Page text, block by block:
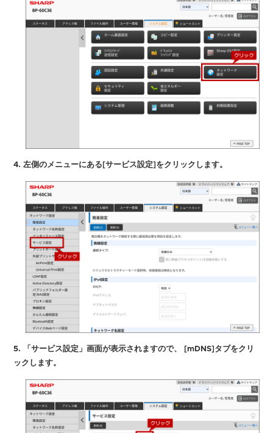
4. 左側のメニューにある[サービス設定]をクリックします。
5. 「サービス設定」画面が表示されますので、 [mDNS]タブをクリ
ックします。